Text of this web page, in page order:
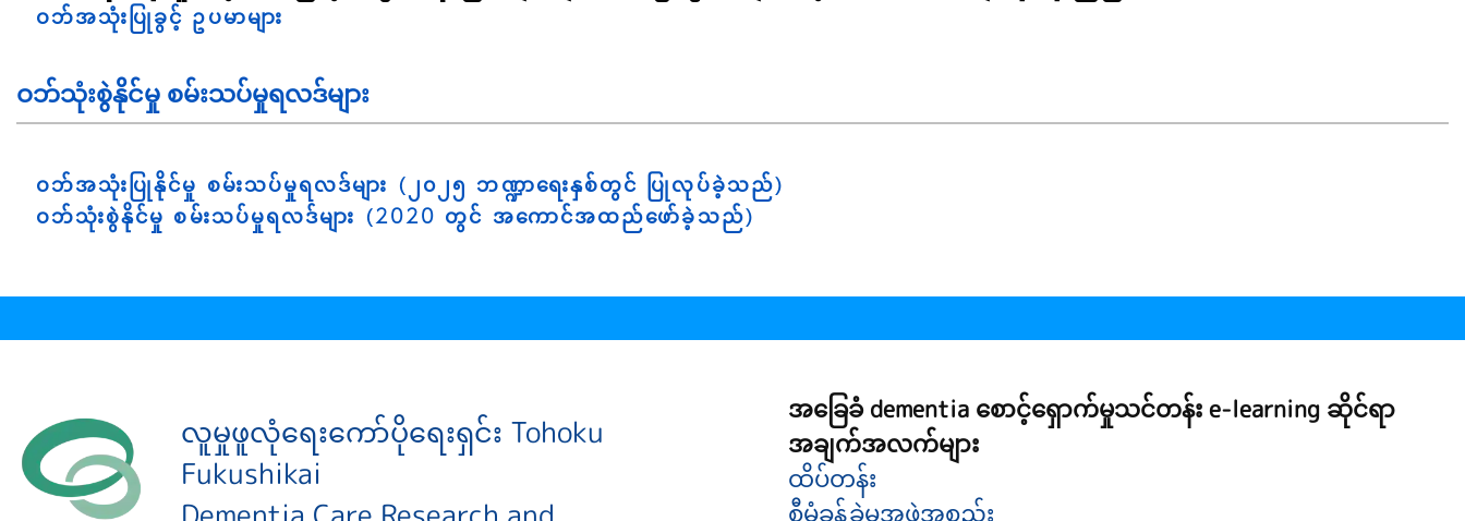
ဝဘ်အသုံးပြုခွင့် ဥပမာများ
ဝဘ်သုံးစွဲနိုင်မှု စမ်းသပ်မှုရလဒ်များ
ဝဘ်အသုံးပြုနိုင်မှု စမ်းသပ်မှုရလဒ်များ (၂၀၂၅ ဘဏ္ဍာရေးနှစ်တွင် ပြုလုပ်ခဲ့သည်)
ဝဘ်သုံးစွဲနိုင်မှု စမ်းသပ်မှုရလဒ်များ (2020 တွင် အကောင်အထည်ဖော်ခဲ့သည်)
လူမှုဖူလုံရေးကော်ပိုရေးရှင်း Tohoku
Fukushikai
အခြေခံ dementia စောင့်ရှောက်မှုသင်တန်း e-learning ဆိုင်ရာ
အချက်အလက်များ
ထိပ်တန်း
စီမံခန့်ခွဲမှုအဖွဲ့အစည်း